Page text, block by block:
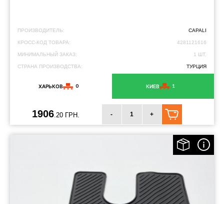
ПРОИЗВОДИТЕЛЬ: CAPALI
КРОСС-КОД ТОВАРА: 4281121616
МИНИМАЛЬНЫЙ ЗАКАЗ: 1 ШТ.
СТРАНА ПРОИЗВОДСТВА: ТУРЦИЯ
ХАРЬКОВ 0 КИЕВ 1
1906 .20 ГРН. - +